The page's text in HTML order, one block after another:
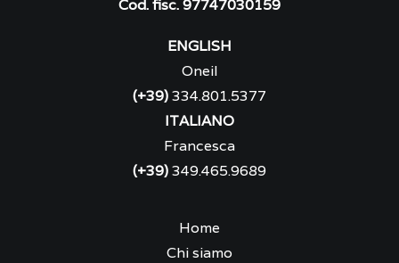
Cod. fisc. 97747030159
ENGLISH
Oneil
(+39)334.801.5377
ITALIANO
Francesca
(+39)349.465.9689
Home
Chi siamo